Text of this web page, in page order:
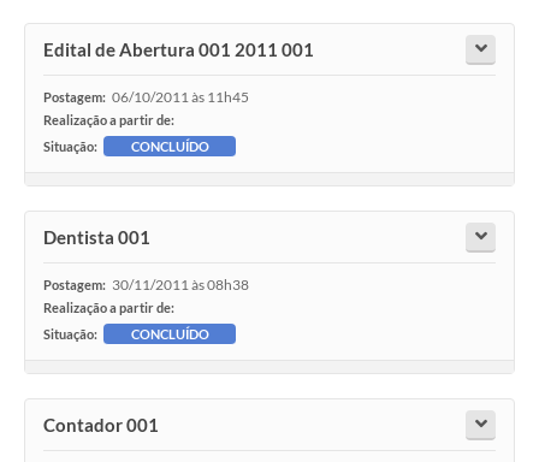
Edital de Abertura 001 2011 001
Postagem: 06/10/2011 às 11h45
Realização a partir de:
Situação:
CONCLUÍDO
Dentista 001
Postagem: 30/11/2011 às 08h38
Realização a partir de:
Situação:
CONCLUÍDO
Contador 001